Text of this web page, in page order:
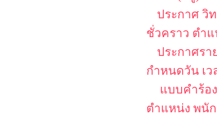
ประกาศ วิ
ชั่วคราว ตำ
ประกาศรา
กำหนดวัน เว
แบบคำร้อ
ตำแหน่ง พนั